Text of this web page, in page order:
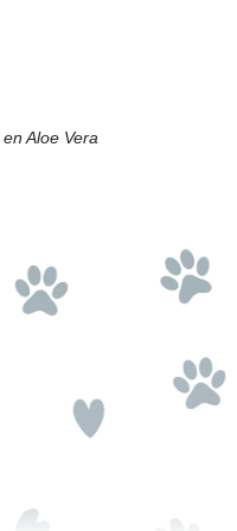
Aloe Vera